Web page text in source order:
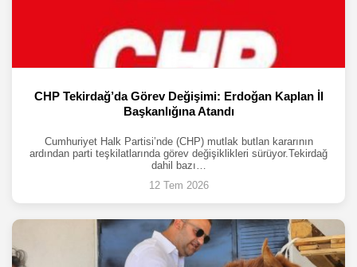
CHP Tekirdağ’da Görev Değişimi: Erdoğan Kaplan İl
Başkanlığına Atandı
Cumhuriyet Halk Partisi’nde (CHP) mutlak butlan kararının
ardından parti teşkilatlarında görev değişiklikleri sürüyor.Tekirdağ
dahil bazı…
12 Tem 2026